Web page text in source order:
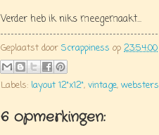
Verder heb ik niks meegemaakt...
Geplaatst door Scrappiness op 23:54:00
Labels: layout 12"x12", vintage, websters
6 opmerkingen: